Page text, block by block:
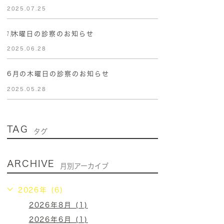
2025.07.25
㋆木曜日の診察のお知らせ
2025.06.28
6月の木曜日の診察のお知らせ
2025.05.28
TAG タグ
ARCHIVE 月別アーカイブ
2026年 (6)
2026年8月 (1)
2026年6月 (1)